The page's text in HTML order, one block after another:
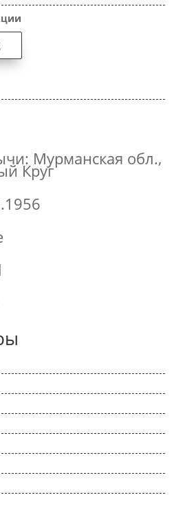
Мурманская обл.,
Круг